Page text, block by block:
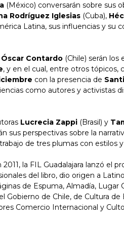
(México) conversarán sobre sus
Rodríguez Iglesias (Cuba),
Latina, sus influencias y su
Óscar Contardo (Chile) serán los
, y en el cual, entre otros tópicos,
con la presencia de
como autores y activistas
Lucrecia Zappi (Brasil) y
sus perspectivas sobre la
de tres plumas con estilos
la FIL Guadalajara lanzó el
del libro, dio origen a
de Espuma, Almadía,
de Chile, de Cultura
Comercio Internacional y